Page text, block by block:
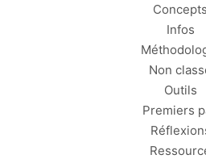
Concepts
Infos
Non
Outils
Premiers